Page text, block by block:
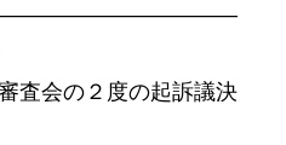
査会の２度の起訴議決